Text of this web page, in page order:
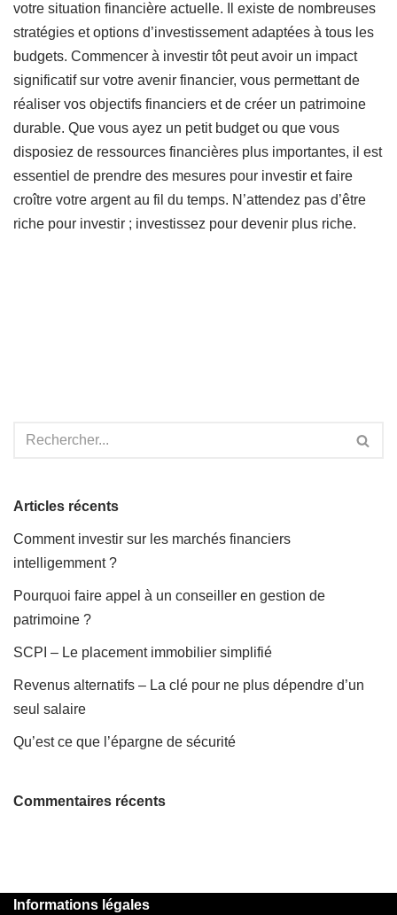
votre situation financière actuelle. Il existe de nombreuses
stratégies et options d’investissement adaptées à tous les
budgets. Commencer à investir tôt peut avoir un impact
significatif sur votre avenir financier, vous permettant de
réaliser vos objectifs financiers et de créer un patrimoine
durable. Que vous ayez un petit budget ou que vous
disposiez de ressources financières plus importantes, il est
essentiel de prendre des mesures pour investir et faire
croître votre argent au fil du temps. N’attendez pas d’être
riche pour investir ; investissez pour devenir plus riche.
Articles récents
Comment investir sur les marchés financiers
intelligemment ?
Pourquoi faire appel à un conseiller en gestion de
patrimoine ?
SCPI – Le placement immobilier simplifié
Revenus alternatifs – La clé pour ne plus dépendre d’un
seul salaire
Qu’est ce que l’épargne de sécurité
Commentaires récents
Informations légales